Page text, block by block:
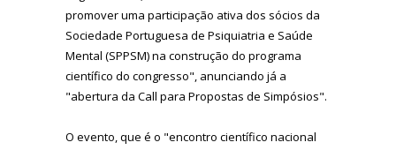
promover uma participação ativa dos sócios da
Sociedade Portuguesa de Psiquiatria e Saúde
Mental (SPPSM) na construção do programa
científico do congresso", anunciando já a
"abertura da Call para Propostas de Simpósios".
O evento, que é o "encontro científico nacional